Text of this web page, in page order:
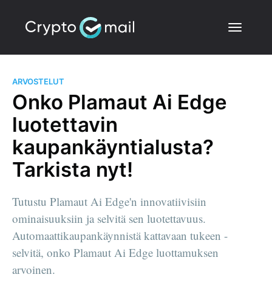
ARVOSTELUT
Onko Plamaut Ai Edge
luotettavin
kaupankäyntialusta?
Tarkista nyt!
Tutustu Plamaut Ai Edge'n innovatiivisiin
ominaisuuksiin ja selvitä sen luotettavuus.
Automaattikaupankäynnistä kattavaan tukeen -
selvitä, onko Plamaut Ai Edge luottamuksen
arvoinen.